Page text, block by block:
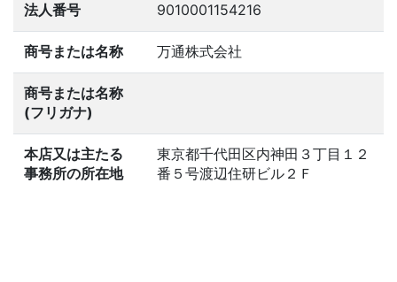
法人番号 9010001154216
商号または名称 万通株式会社
商号または名称
(フリガナ)
本店又は主たる
事務所の所在地
東京都千代田区内神田３丁目１２
番５号渡辺住研ビル２Ｆ